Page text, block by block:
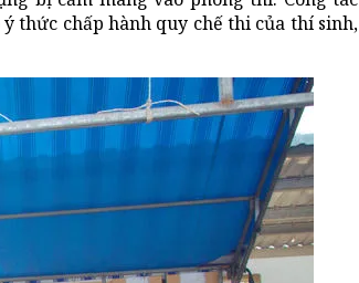
thức chấp hành quy chế thi của thí sinh,